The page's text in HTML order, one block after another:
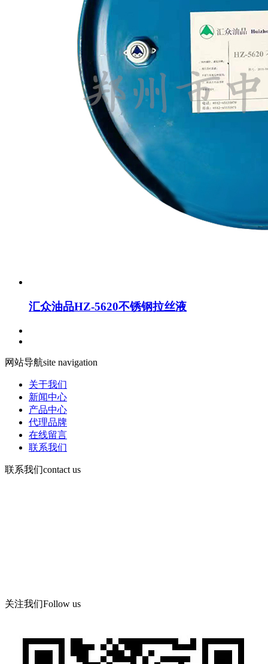
汇众油品HZ-5620不锈钢拉丝液
网站导航site navigation
关于我们
新闻中心
产品中心
代理品牌
在线留言
联系我们
联系我们contact us
关注我们Follow us